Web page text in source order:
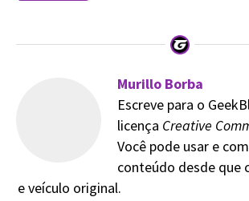
Murillo Borba
Escreve para o
licença Creative
Você pode usar e
conteúdo desde que
e veículo original.